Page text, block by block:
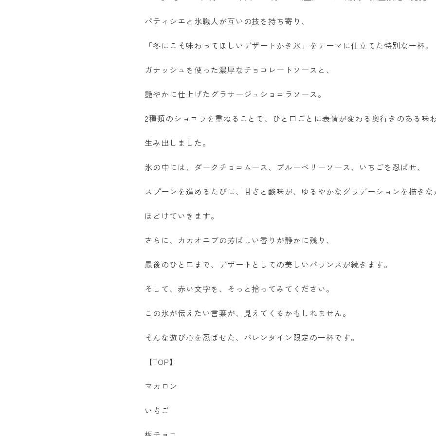
パティシエと氷職人が互いの技を持ち寄り、
「冬にこそ味わってほしいデザートかき氷」をテーマに仕立てた特別な一杯。
ガナッシュを使った濃厚なチョコレートソースと、
艶やかに仕上げたグラサージュショコラソース。
2種類のショコラを重ねることで、ひと口ごとに表情が変わる奥行きのある味
生み出しました。
氷の中には、ダークチョコムース、ブルーベリーソース、いちごを忍ばせ、
スプーンを進めるたびに、甘さと酸味が、ゆるやかなグラデーションを描きな
ほどけていきます。
さらに、カカオニブの芳ばしい香りが静かに残り、
最後のひと口まで、デザートとしての美しいバランスが続きます。
そして、赤い文字を、そっと拾ってみてください。
この氷が伝えたい言葉が、見えてくるかもしれません。
そんな遊び心を忍ばせた、バレンタイン限定の一杯です。
【TOP】
マカロン
いちご